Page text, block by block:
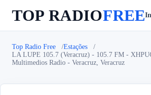
TOP RADIOFREE
Top Radio Free
Estações
LA LUPE 105.7 (Veracruz) - 105.7 FM -
Multimedios Radio - Veracruz, Veracruz